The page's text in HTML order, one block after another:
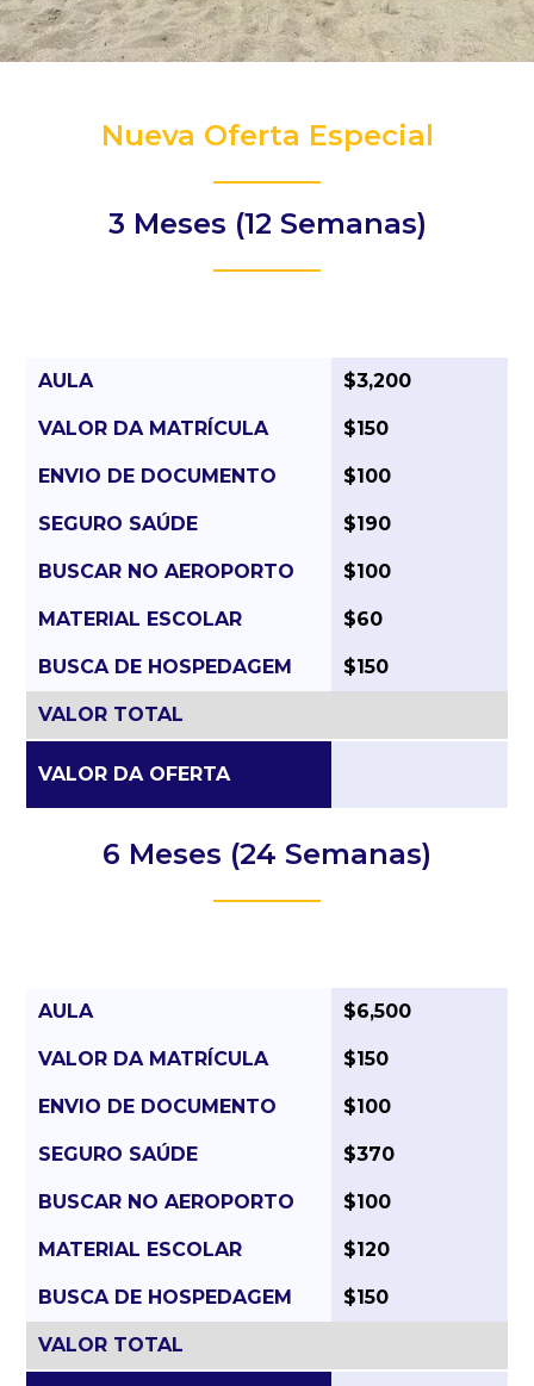
Nueva Oferta Especial
3 Meses (12 Semanas)
AULA $3,200
VALOR DA MATRÍCULA $150
ENVIO DE DOCUMENTO $100
SEGURO SAÚDE $190
BUSCAR NO AEROPORTO $100
MATERIAL ESCOLAR $60
BUSCA DE HOSPEDAGEM $150
VALOR TOTAL
VALOR DA OFERTA
6 Meses (24 Semanas)
AULA $6,500
VALOR DA MATRÍCULA $150
ENVIO DE DOCUMENTO $100
SEGURO SAÚDE $370
BUSCAR NO AEROPORTO $100
MATERIAL ESCOLAR $120
BUSCA DE HOSPEDAGEM $150
VALOR TOTAL